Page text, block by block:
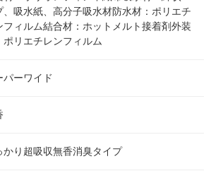
、吸水紙、高分子吸水材防水材：ポリエチ
フィルム結合材：ホットメルト接着剤外装
ポリエチレンフィルム
パーワイド
かり超吸収無香消臭タイプ